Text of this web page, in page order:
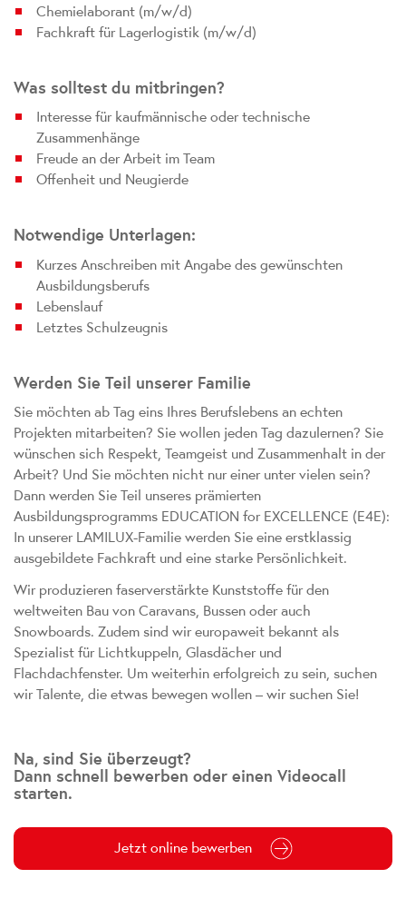
Chemielaborant (m/w/d)
Fachkraft für Lagerlogistik (m/w/d)
Was solltest du mitbringen?
Interesse für kaufmännische oder technische
Zusammenhänge
Freude an der Arbeit im Team
Offenheit und Neugierde
Notwendige Unterlagen:
Kurzes Anschreiben mit Angabe des gewünschten
Ausbildungsberufs
Lebenslauf
Letztes Schulzeugnis
Werden Sie Teil unserer Familie
Sie möchten ab Tag eins Ihres Berufslebens an echten
Projekten mitarbeiten? Sie wollen jeden Tag dazulernen? Sie
wünschen sich Respekt, Teamgeist und Zusammenhalt in der
Arbeit? Und Sie möchten nicht nur einer unter vielen sein?
Dann werden Sie Teil unseres prämierten
Ausbildungsprogramms EDUCATION for EXCELLENCE (E4E):
In unserer LAMILUX-Familie werden Sie eine erstklassig
ausgebildete Fachkraft und eine starke Persönlichkeit.
Wir produzieren faserverstärkte Kunststoffe für den
weltweiten Bau von Caravans, Bussen oder auch
Snowboards. Zudem sind wir europaweit bekannt als
Spezialist für Lichtkuppeln, Glasdächer und
Flachdachfenster. Um weiterhin erfolgreich zu sein, suchen
wir Talente, die etwas bewegen wollen – wir suchen Sie!
Na, sind Sie überzeugt?
Dann schnell bewerben oder einen Videocall
starten.
Jetzt online bewerben